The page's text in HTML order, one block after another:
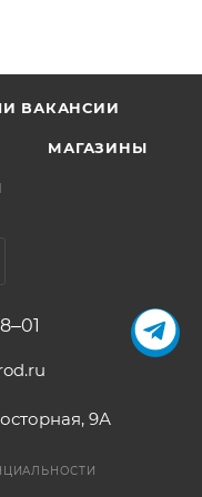
ВАКАНСИИ
МАГАЗИНЫ
9А